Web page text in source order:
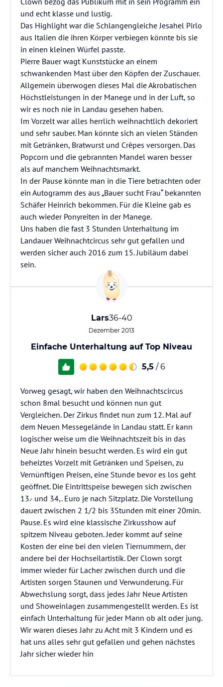
und echt klasse und lustig.
Das Highlight war die Schlangengleiche Jesahel Pirlo
aus Italien die ihren Körper verbiegen könnte bis sie
in einen kleinen Würfel passte.
Pierre Bauer wagt Kunststücke an einem
schwankenden Mast über den Köpfen der Zuschauer.
Allgemein überwogen dieses Mal die Akrobatischen
Höchstleistungen in der Manege und in der Luft, so
wir es noch nie in Landau gesehen haben.
Im Vorzelt war alles herrlich weihnachtlich dekoriert
und sehr sauber. Man könnte sich an vielen Ständen
mit Getränken, Bratwurst und Crêpes versorgen. Das
Popcorn und die gebrannten Mandel waren besser
als auf manchem Weihnachtsmarkt.
In der Pause könnte man in die Tiere betrachten oder
ein Autogramm des aus „Bauer sucht Frau“ bekannten
Schäfer Heinrich bekommen. Für die Kleine gab es
auch wieder Ponyreiten in der Manege.
Uns haben die fast 3 Stunden Unterhaltung im
Landauer Weihnachtcircus sehr gut gefallen und
werden sicher auch 2016 zum 15. Jubiläum dabei
sein.
Lars36-40
Dezember 2013
Einfache Unterhaltung auf Top Niveau
5,5 / 6
Vorweg gesagt, wir haben den Weihnachtscircus
schon 8mal besucht und können nun gut
Vergleichen. Der Zirkus findet nun zum 12. Mal auf
dem Neuen Messegelände in Landau statt. Er kann
logischer weise um die Weihnachtszeit bis in das
Neue Jahr hinein besucht werden. Es wird ein gut
beheiztes Vorzelt mit Getränken und Speisen, zu
Vernünftigen Preisen, eine Stunde bevor es los geht
geöffnet. Die Eintrittspeise bewegen sich zwischen
13.- und 34,. Euro je nach Sitzplatz. Die Vorstellung
dauert zwischen 2 1/2 bis 3Stunden mit einer 20min.
Pause. Es wird eine klassische Zirkusshow auf
spitzem Niveau geboten. Jeder kommt auf seine
Kosten der eine bei den vielen Tiernummern, der
andere bei der Hochseilartistik. Der Clown sorgt
immer wieder für Lacher zwischen durch und die
Artisten sorgen Staunen und Verwunderung. Für
Abwechslung sorgt, dass jedes Jahr Neue Artisten
und Showeinlagen zusammengestellt werden. Es ist
einfach Unterhaltung für jeder Mann ob alt oder jung.
Wir waren dieses Jahr zu Acht mit 3 Kindern und es
hat uns alles sehr gut gefallen und gehen nächstes
Jahr sicher wieder hin